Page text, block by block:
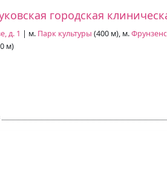
городская
д. 1 | м. Парк культуры (400 м), м.
м)